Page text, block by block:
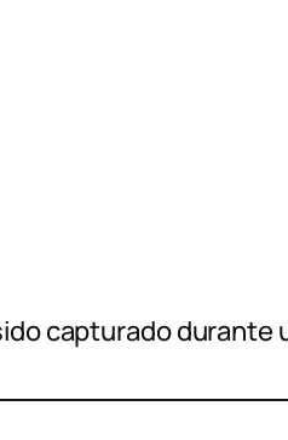
capturado durante